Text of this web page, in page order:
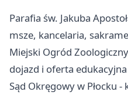
Parafia św. Jakuba
msze, kancelaria,
Miejski Ogród
dojazd i oferta edukacyjna
Sąd Okręgowy w Płocku